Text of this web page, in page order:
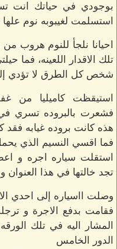
بوجودي في حياتك انت
استسلمت لغيبوبه نوم علها
احيانا نلجأ للنوم هروب
تلك الاقدار اللعينه، فما
شخص كل الطرق لا تؤدي
استيقظت كاميليا من
فشعرت بالبروده تسري
هذه كانت بروده غيابه فقد
فما اقسي النسيم الذي
استقلت سياره اجره و
تجد خالتها في هذا العنوان
وصلت ااسياره إلى احدي
فقامت بدفع الاجرة و
المشار اليه في تلك
الدور الخامس